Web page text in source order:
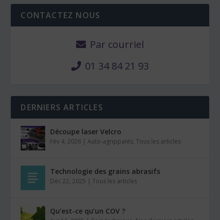
CONTACTEZ NOUS
Par courriel
01 34 84 21 93
DERNIERS ARTICLES
Découpe laser Velcro
Fév 4, 2026 |Auto-agrippants,Tous les articles
Technologie des grains abrasifs
Déc 22, 2025 |Tous les articles
Qu’est-ce qu’un COV ?